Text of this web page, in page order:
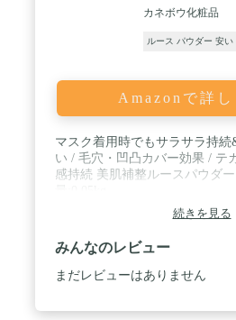
カネボウ化粧品
ルース パウダー 安い
Amazonで詳し
マスク着用時でもサラサラ持続
い / 毛穴・凹凸カバー効果 / テ
感持続 美肌補整ルースパウダ
続きを見る
みんなのレビュー
まだレビューはありません